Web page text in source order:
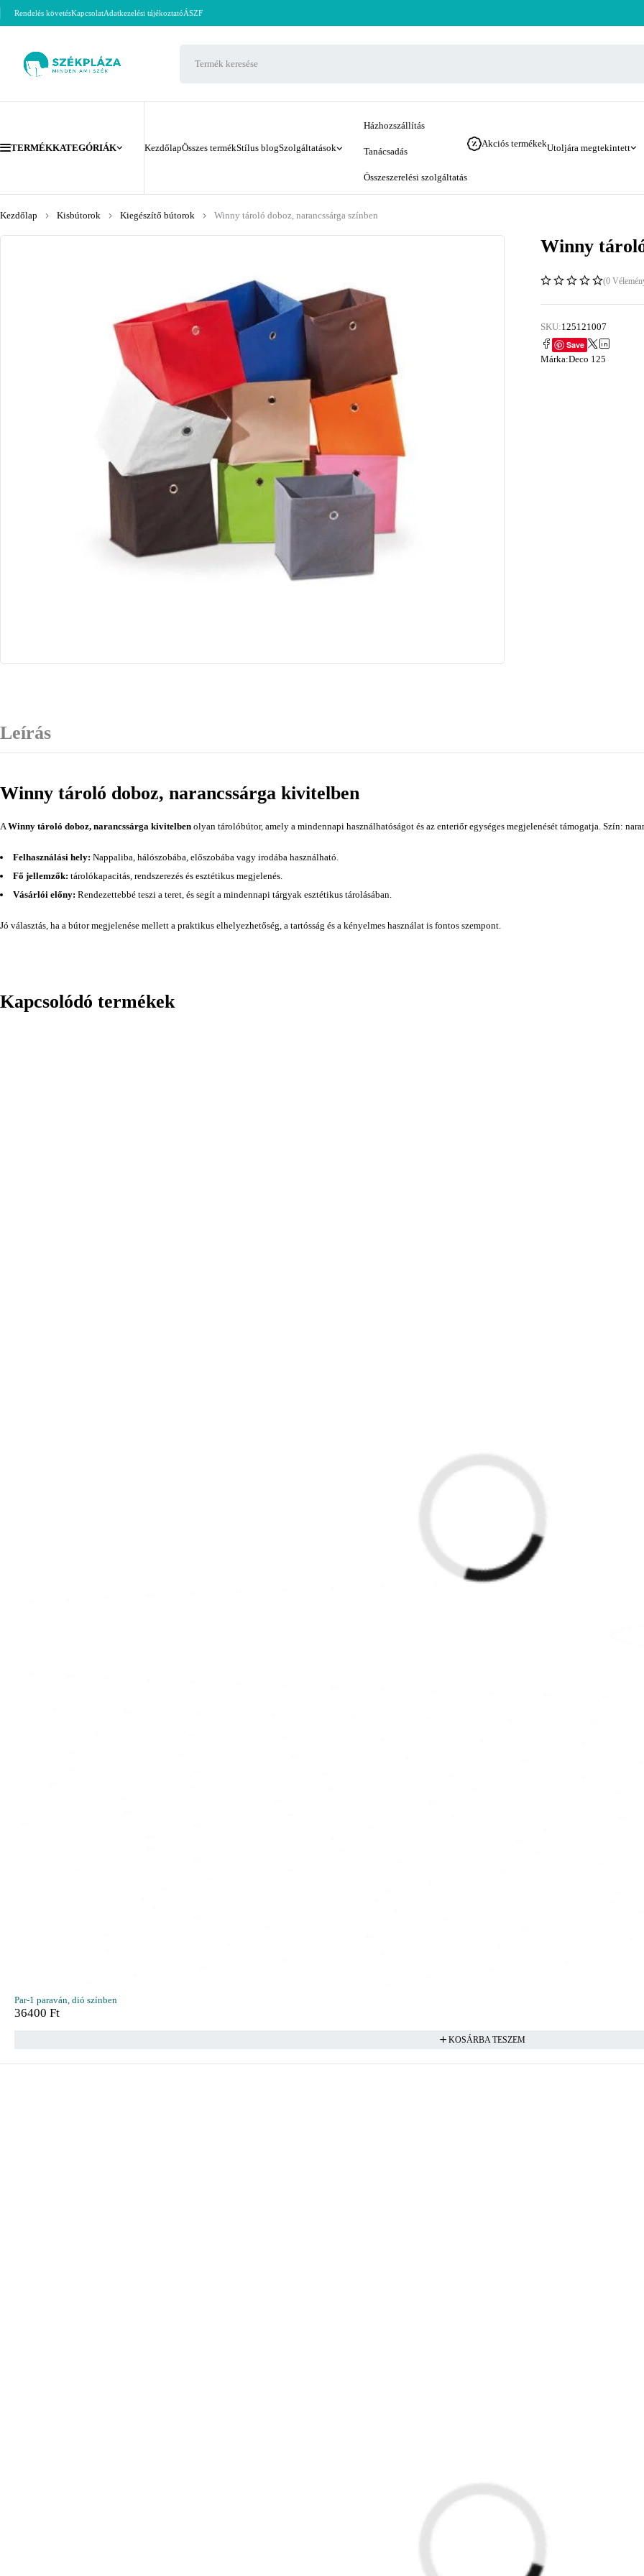
Rendelés követésKapcsolatAdatkezelési tájékoztatóÁSZF
TERMÉKKATEGÓRIÁK KezdőlapÖsszes termékStílus blogSzolgáltatások
Házhozszállítás
Tanácsadás
Összeszerelési szolgáltatás
Akciós termékekUtoljára megtekintett
Kezdőlap Kisbútorok Kiegészítő bútorok Winny tároló doboz, narancssárga színben
Winny
(0
SKU:125121007
Save
Márka:Deco 125
Leírás
Winny tároló doboz, narancssárga kivitelben
AWinny tároló doboz, narancssárga kivitelben olyan tárolóbútor, amely a mindennapi használhatóságot és az enteriőr egységes megjelenését támogatja. Szín:
Felhasználási hely: Nappaliba, hálószobába, előszobába vagy irodába használható.
Fő jellemzők: tárolókapacitás, rendszerezés és esztétikus megjelenés.
Vásárlói előny: Rendezettebbé teszi a teret, és segít a mindennapi tárgyak esztétikus tárolásában.
Jó választás, ha a bútor megjelenése mellett a praktikus elhelyezhetőség, a tartósság és a kényelmes használat is fontos szempont.
Kapcsolódó termékek
Par-1 paraván, dió színben
36400 Ft
KOSÁRBA TESZEM